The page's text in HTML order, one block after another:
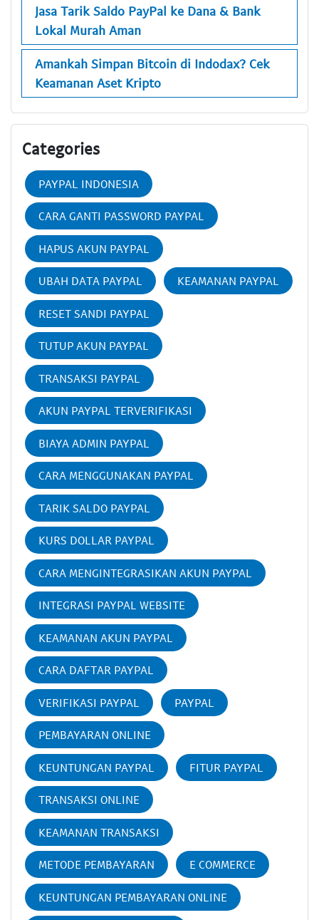
Jasa Tarik Saldo PayPal ke Dana & Bank
Lokal Murah Aman
Amankah Simpan Bitcoin di Indodax? Cek
Keamanan Aset Kripto
Categories
PAYPAL INDONESIA
CARA GANTI PASSWORD PAYPAL
HAPUS AKUN PAYPAL
UBAH DATA PAYPAL KEAMANAN PAYPAL
RESET SANDI PAYPAL
TUTUP AKUN PAYPAL
TRANSAKSI PAYPAL
AKUN PAYPAL TERVERIFIKASI
BIAYA ADMIN PAYPAL
CARA MENGGUNAKAN PAYPAL
TARIK SALDO PAYPAL
KURS DOLLAR PAYPAL
CARA MENGINTEGRASIKAN AKUN PAYPAL
INTEGRASI PAYPAL WEBSITE
KEAMANAN AKUN PAYPAL
CARA DAFTAR PAYPAL
VERIFIKASI PAYPAL PAYPAL
PEMBAYARAN ONLINE
KEUNTUNGAN PAYPAL FITUR PAYPAL
TRANSAKSI ONLINE
KEAMANAN TRANSAKSI
METODE PEMBAYARAN E COMMERCE
KEUNTUNGAN PEMBAYARAN ONLINE